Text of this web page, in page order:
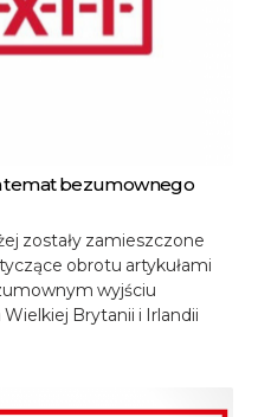
temat bezumownego
zostały zamieszczone
obrotu artykułami
wyjściu
Brytanii i Irlandii